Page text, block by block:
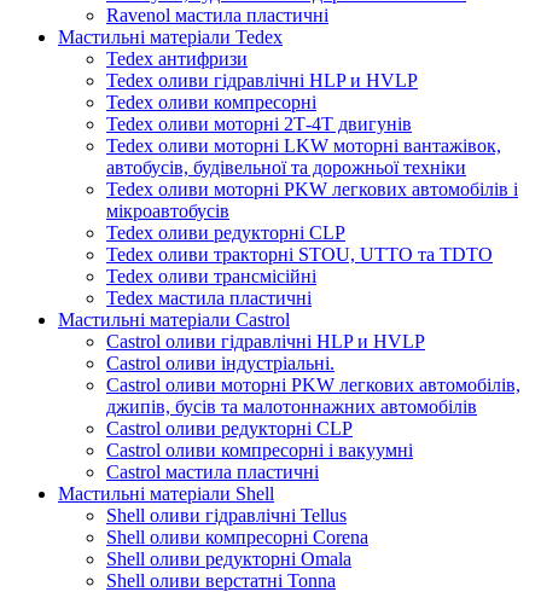
Ravenol мастила пластичні
Мастильні матеріали Tedex
Tedex антифризи
Tedex оливи гідравлічні HLP и HVLP
Tedex оливи компресорні
Tedex оливи моторні 2Т-4Т двигунів
Tedex оливи моторні LKW моторні вантажівок,
автобусів, будівельної та дорожньої техніки
Tedex оливи моторні PKW легкових автомобілів і
мікроавтобусів
Tedex оливи редукторні CLP
Tedex оливи тракторні STOU, UTTO та TDTO
Tedex оливи трансмісійні
Tedex мастила пластичні
Мастильні матеріали Castrol
Castrol оливи гідравлічні HLP и HVLP
Castrol оливи індустріальні.
Castrol оливи моторні PKW легкових автомобілів,
джипів, бусів та малотоннажних автомобілів
Castrol оливи редукторні CLP
Castrol оливи компресорні і вакуумні
Castrol мастила пластичні
Мастильні матеріали Shell
Shell оливи гідравлічні Tellus
Shell оливи компресорні Corena
Shell оливи редукторні Omala
Shell оливи верстатні Tonna